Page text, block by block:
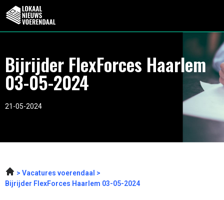
Bijrijder FlexForces Haarlem
03-05-2024
21-05-2024
Vacatures voerendaal
Bijrijder FlexForces Haarlem 03-05-2024